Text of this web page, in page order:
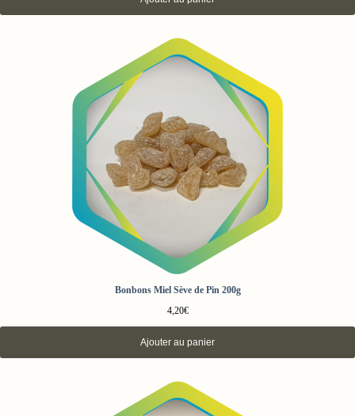
Bonbons Miel Sève de Pin 200g
4,20€
Ajouter au panier